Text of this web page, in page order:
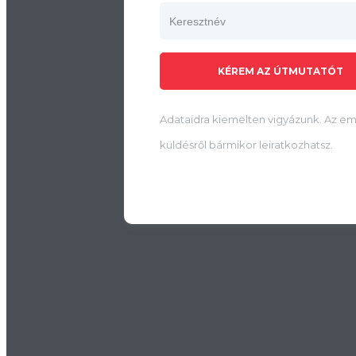
KÉREM AZ ÚTMUTATÓT
Adataidra kiemelten vigyázunk. Az
küldésről bármikor leiratkozhatsz.